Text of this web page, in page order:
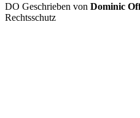
DO Geschrieben von Dominic
Rechtsschutz